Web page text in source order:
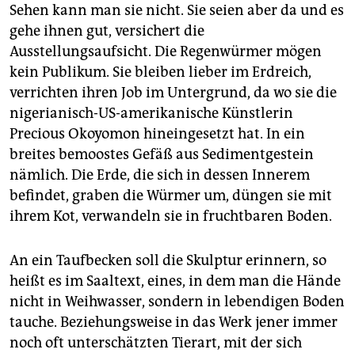
abo
genossenschaft
epaper login
Sehen kann man sie nicht. Sie seien aber da und es
gehe ihnen gut, versichert die
Ausstellungsaufsicht. Die Regenwürmer mögen
kein Publikum. Sie bleiben lieber im Erdreich,
verrichten ihren Job im Untergrund, da wo sie die
nigerianisch-US-amerikanische Künstlerin
Precious Okoyomon hineingesetzt hat. In ein
breites bemoostes Gefäß aus Sedimentgestein
nämlich. Die Erde, die sich in dessen Innerem
befindet, graben die Würmer um, düngen sie mit
ihrem Kot, verwandeln sie in fruchtbaren Boden.
An ein Taufbecken soll die Skulptur erinnern, so
heißt es im Saaltext, eines, in dem man die Hände
nicht in Weihwasser, sondern in lebendigen Boden
tauche. Beziehungsweise in das Werk jener immer
noch oft unterschätzten Tierart, mit der sich